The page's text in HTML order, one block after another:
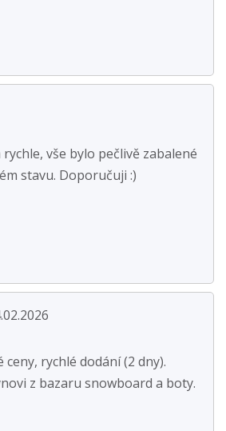
vše bylo pečlivě zabalené
stavu. Doporučuji :)
rychlé dodání (2 dny).
z bazaru snowboard a boty.